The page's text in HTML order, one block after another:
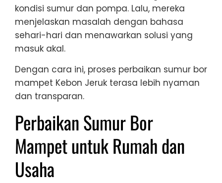
kondisi sumur dan pompa. Lalu, mereka
menjelaskan masalah dengan bahasa
sehari-hari dan menawarkan solusi yang
masuk akal.
Dengan cara ini, proses perbaikan sumur bor
mampet Kebon Jeruk terasa lebih nyaman
dan transparan.
Perbaikan Sumur Bor
Mampet untuk Rumah dan
Usaha